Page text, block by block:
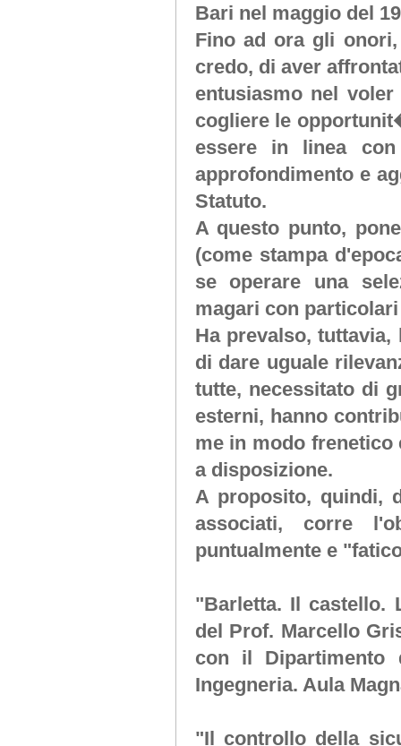
Bari nel maggio del
Fino ad ora gli
credo, di aver
entusiasmo nel
cogliere le
essere in linea
approfondimento e
Statuto.
A questo punto,
(come stampa
se operare una
magari con
Ha prevalso,
di dare uguale
tutte, necessitato di
esterni, hanno
me in modo
a disposizione.
A proposito, quindi,
associati, corre
puntualmente e
"Barletta. Il castello.
del Prof. Marcello
con il Dipartimento
Ingegneria. Aula
"Il controllo della